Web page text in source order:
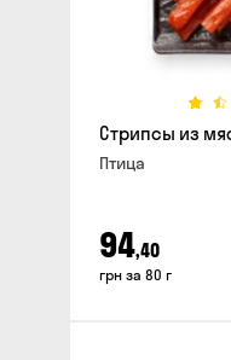
Стрипсы из
Птица
94,40
грн за 80 г